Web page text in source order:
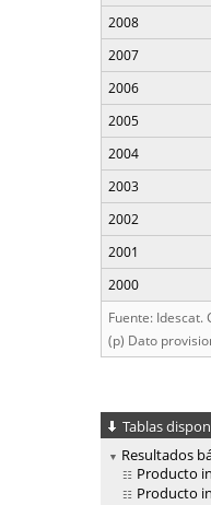
2008
2007
2006
2005
2004
2003
2002
2001
2000
Fuente: Idescat.
(p) Dato
Tablas
Resultados
Producto
Producto